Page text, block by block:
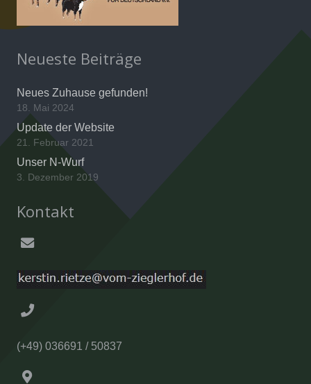
Neueste Beiträge
Neues Zuhause gefunden!
18. Mai 2024
Update der Website
21. Februar 2021
Unser N-Wurf
3. Dezember 2019
Kontakt
(+49) 036691 / 50837